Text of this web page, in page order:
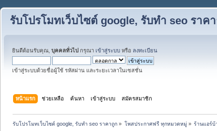
รับโปรโมทเว็บไซต์ google, รับทำ seo ราค
ยินดีต้อนรับคุณ, บุคคลทั่วไป กรุณา เข้าสู่ระบบ หรือ ลงทะเบียน
เข้าสู่ระบบด้วยชื่อผู้ใช้ รหัสผ่าน และระยะเวลาในเซสชั่น
หน้าแรก ช่วยเหลือ ค้นหา เข้าสู่ระบบ สมัครสมาชิก
รับโปรโมทเว็บไซต์ google, รับทำ seo ราคาถูก » โพสประกาศฟรี ทุกหมวดหมู่» ร้านแอร์บ้